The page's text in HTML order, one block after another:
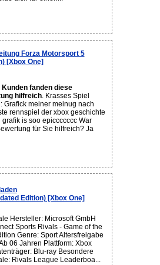
Forza Motorsport 5
[Xbox One]
Kunden fanden diese
hilfreich. Krasses Spiel
Grafick meiner meinug nach
rennspiel der xbox geschichte
grafik is soo epiccccccc War
für Sie hilfreich? Ja
Edition) [Xbox One]
Hersteller: Microsoft GmbH
Sports Rivals - Game of the
Genre: Sport Altersfreigabe
06 Jahren Plattform: Xbox
Blu-ray Besondere
Rivals League Leaderboa...